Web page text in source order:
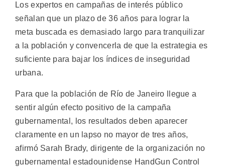
Los expertos en campañas de interés público
señalan que un plazo de 36 años para lograr la
meta buscada es demasiado largo para tranquilizar
a la población y convencerla de que la estrategia es
suficiente para bajar los índices de inseguridad
urbana.
Para que la población de Río de Janeiro llegue a
sentir algún efecto positivo de la campaña
gubernamental, los resultados deben aparecer
claramente en un lapso no mayor de tres años,
afirmó Sarah Brady, dirigente de la organización no
gubernamental estadounidense HandGun Control